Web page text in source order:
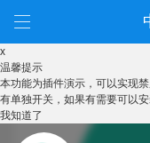
x
温馨提示
本功能为插件演示，可以实现
有单独开关，如果有需要可以
我知道了